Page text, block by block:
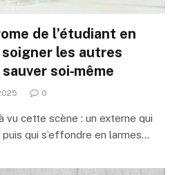
de l’étudiant en
les autres
soi‑même
0
vu cette scène : un externe qui
qui s’effondre en larmes…